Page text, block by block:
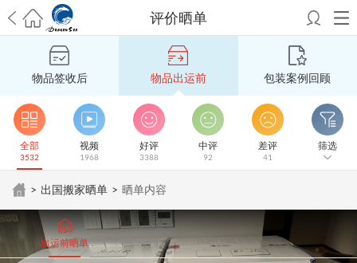
评价晒单
希望邮寄国际包裹顺利，从广州市国际快递邮寄到新西兰哪个公司好？
澳洲海运搬家回广州报关清关要怎么做？注意事项有哪些？青岛市国际
搬家服务到美国，搬家公司有哪些搬家方案？
大连市国际搬家服务到中
国台湾是一种怎样的体验？有人分享搬家经历吗？
从长沙市国际快递邮
寄到韩国有哪些国际快递方式？用哪种好？法国家具国际海运回国的方
法有哪些？具体怎么操作？
国际搬家：家具海运到奥克兰怎么样能省
钱？跨国搬家服务：扬州跨国搬家到加拿大怎么更有保障？
新冠疫情会
输到澳大利亚，移民如何跨国搬家？
家怎么搬省钱？昆明搬家到美国，如何打包才能对国际长途运输放心？
从秦皇岛市托运到美国
从重庆市托运到美国 从上海市托运到澳大利亚
张家界市托运到美国从厦门市托运到美国从张家界市托运到美国从南京
物品签收后 物品出运前 包装案例回顾
全部
3532
视频
1968
好评
3388
中评
92
差评
41
筛选
> 出国搬家晒单 > 晒单内容
出运前晒单